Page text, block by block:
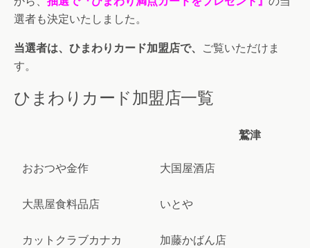
選者も決定いたしました。
当選者は、ひまわりカード加盟店で、
ご覧いただけま
す。
ひまわりカード加盟店一覧
鷲津
おおつや金作 大国屋酒店
大黒屋食料品店 いとや
カットクラブカナカ 加藤かばん店